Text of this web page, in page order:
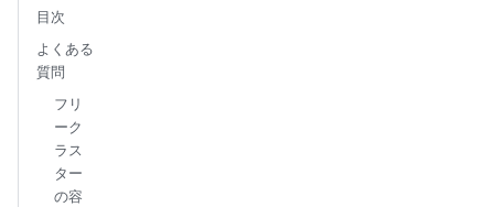
目次
よくある
質問
フリ
ーク
ラス
ター
の容